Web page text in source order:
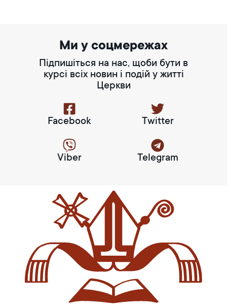
Ми у соцмережах
Підпишіться на нас, щоби бути в
курсі всіх новин і подій у житті
Церкви
Facebook Twitter
Viber Telegram